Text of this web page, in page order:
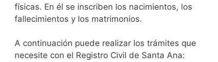
físicas. En él se inscriben los nacimientos, los
fallecimientos y los matrimonios.
A continuación puede realizar los trámites que
necesite con el Registro Civil de Santa Ana: